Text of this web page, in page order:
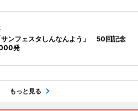
サンフェスタしんなんよう」 50回記念
発
もっと見る